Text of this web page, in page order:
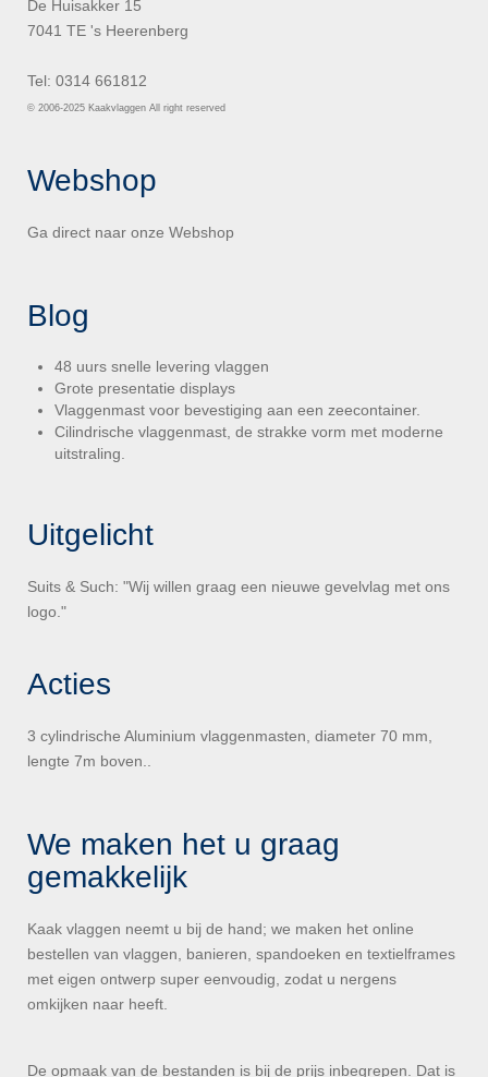
De Huisakker 15
7041 TE 's Heerenberg
Tel: 0314 661812
© 2006-2025 Kaakvlaggen All right reserved
Webshop
Ga direct naar onze Webshop
Blog
48 uurs snelle levering vlaggen
Grote presentatie displays
Vlaggenmast voor bevestiging aan een zeecontainer.
Cilindrische vlaggenmast, de strakke vorm met moderne
uitstraling.
Uitgelicht
Suits & Such: "Wij willen graag een nieuwe gevelvlag met ons
logo."
Acties
3 cylindrische Aluminium vlaggenmasten, diameter 70 mm,
lengte 7m boven..
We maken het u graag
gemakkelijk
Kaak vlaggen neemt u bij de hand; we maken het online
bestellen van vlaggen, banieren, spandoeken en textielframes
met eigen ontwerp super eenvoudig, zodat u nergens
omkijken naar heeft.
De opmaak van de bestanden is bij de prijs inbegrepen. Dat is